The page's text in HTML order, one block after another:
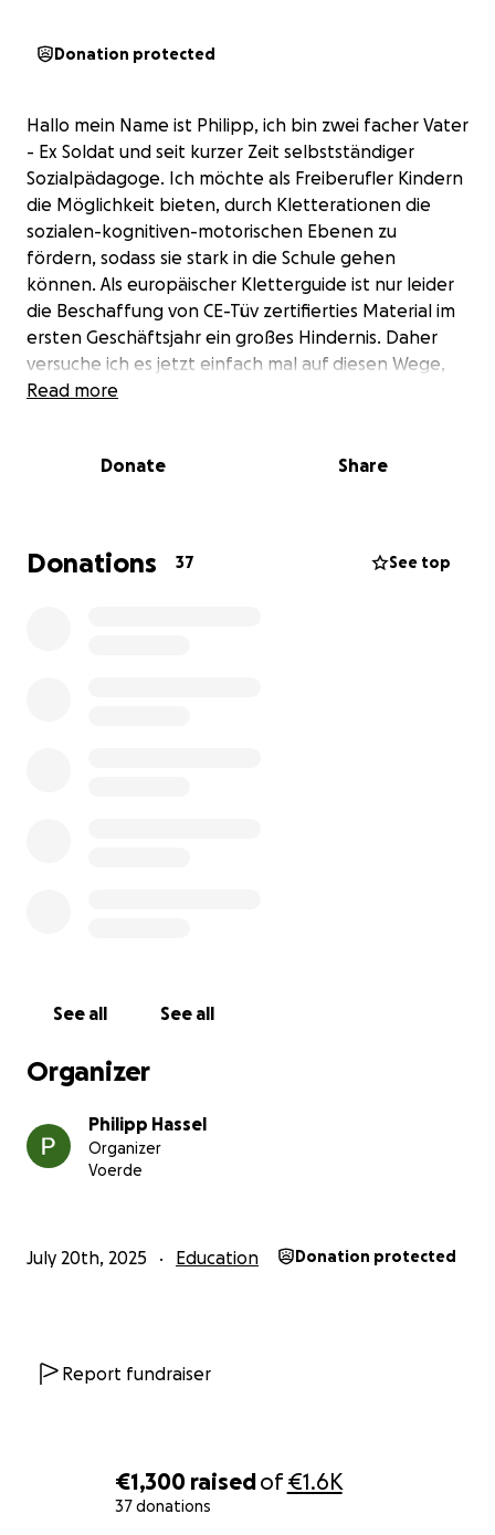
€1,300 raisedof€1.6K
37 donations
Donation protected
Hallo mein Name ist Philipp, ich bin zwei facher Vater
- Ex Soldat und seit kurzer Zeit selbstständiger
Sozialpädagoge. Ich möchte als Freiberufler Kindern
die Möglichkeit bieten, durch Kletterationen die
sozialen-kognitiven-motorischen Ebenen zu
fördern, sodass sie stark in die Schule gehen
können. Als europäischer Kletterguide ist nur leider
die Beschaffung von CE-Tüv zertifierties Material im
ersten Geschäftsjahr ein großes Hindernis. Daher
versuche ich es jetzt einfach mal auf diesen Wege,
bis ich ggf einen Sponsor akquiriert habe.
Verbänden schaffen. Vielen Dank dass ihr euch die
Read more
Donate Share
Donations 37 See top
See all See all
Organizer
Philipp Hassel
Organizer
Voerde
July 20th, 2025 Education Donation protected
Report fundraiser